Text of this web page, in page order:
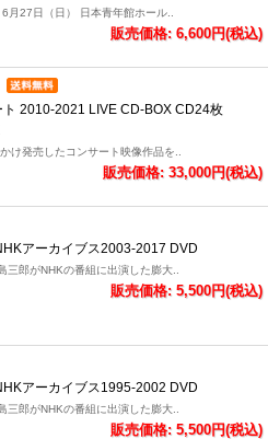
月27日（日） 日本青年館ホール..
販売価格: 6,600円(税込)
ト 2010-2021 LIVE CD-BOX CD24枚
け発売したコンサート映像作品を..
販売価格: 33,000円(税込)
アーカイブス2003-2017 DVD
三郎がNHKの番組に出演した膨大..
販売価格: 5,500円(税込)
アーカイブス1995-2002 DVD
三郎がNHKの番組に出演した膨大..
販売価格: 5,500円(税込)